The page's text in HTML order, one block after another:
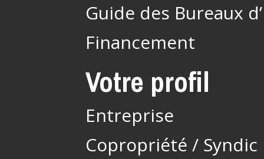
Guide des Bureaux
Financement
Votre profil
Entreprise
Copropriété / Syndic